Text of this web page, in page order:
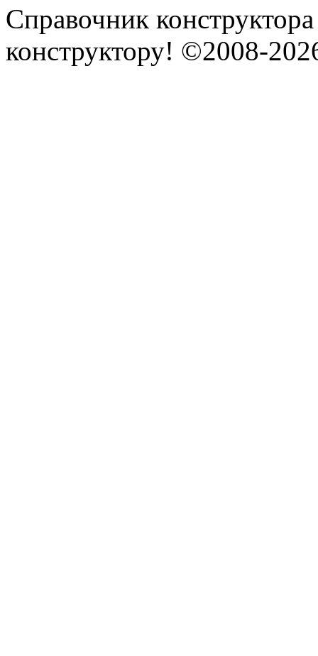
Справочник
конструктору! ©2008-